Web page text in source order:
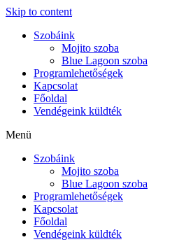
Skip to content
Szobáink
Mojito szoba
Blue Lagoon szoba
Programlehetőségek
Kapcsolat
Főoldal
Vendégeink küldték
Menü
Szobáink
Mojito szoba
Blue Lagoon szoba
Programlehetőségek
Kapcsolat
Főoldal
Vendégeink küldték